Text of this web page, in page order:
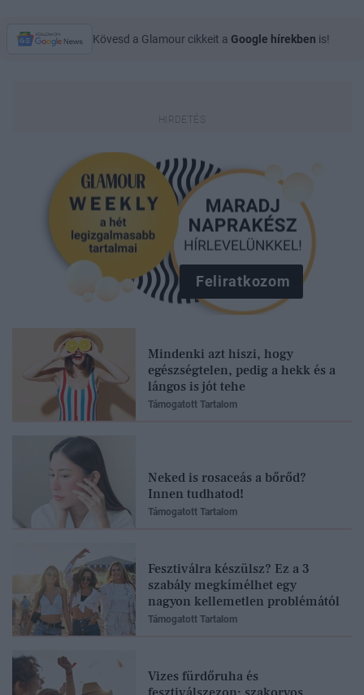
Kövesd a Glamour cikkeit a Google hírekben is!
Feliratkozom
Mindenki azt hiszi, hogy
egészségtelen, pedig a hekk és a
lángos is jót tehe
Támogatott Tartalom
Neked is rosaceás a bőrőd?
Innen tudhatod!
Támogatott Tartalom
Fesztiválra készülsz? Ez a 3
szabály megkímélhet egy
nagyon kellemetlen problémától
Támogatott Tartalom
Vizes fürdőruha és